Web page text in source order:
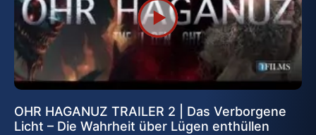
OHR HAGANUZ TRAILER 2 | Das Verborgene
Licht – Die Wahrheit über Lügen enthüllen